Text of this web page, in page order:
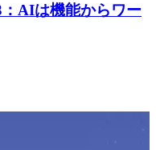
AIは機能からワー